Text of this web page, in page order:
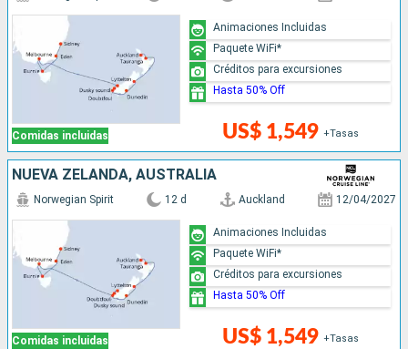
Comidas incluidas US$ 1,549 +Tasas
Animaciones Incluidas
Paquete WiFi*
Créditos para excursiones
Hasta 50% Off
NUEVA ZELANDA, AUSTRALIA
Comidas incluidas
Norwegian Spirit 12 d Auckland 12/04/2027
US$ 1,549 +Tasas
Animaciones Incluidas
Paquete WiFi*
Créditos para excursiones
Hasta 50% Off